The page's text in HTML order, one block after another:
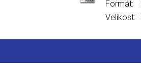
Formát:
Velikost: